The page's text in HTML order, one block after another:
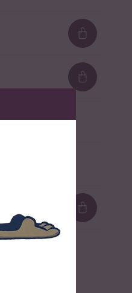
Loading...
Loading...
Loading...